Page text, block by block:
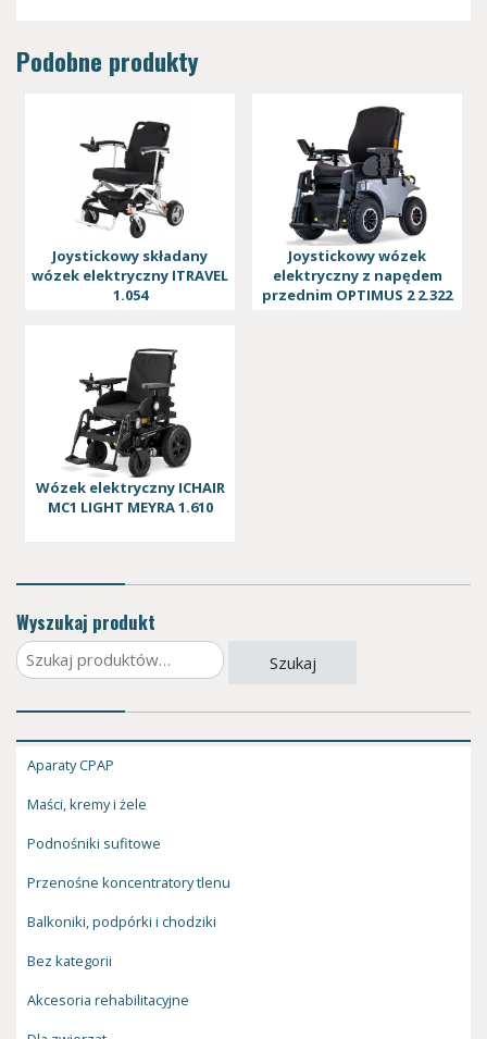
Podobne produkty
Joystickowy składany
wózek elektryczny ITRAVEL
1.054
Joystickowy wózek
elektryczny z napędem
przednim OPTIMUS 2 2.322
Wózek elektryczny ICHAIR
MC1 LIGHT MEYRA 1.610
Wyszukaj produkt
Szukaj: Szukaj
Aparaty CPAP
Maści, kremy i żele
Podnośniki sufitowe
Przenośne koncentratory tlenu
Balkoniki, podpórki i chodziki
Bez kategorii
Akcesoria rehabilitacyjne